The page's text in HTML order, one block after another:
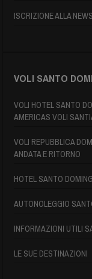
ISCRIZIONE ALLA
VOLI SANTO
VOLI HOTEL SANTO
AMERICAS VOLI
VOLI REPUBBLICA
ANDATA E RITORNO
HOTEL SANTO
AUTONOLEGGIO
INFORMAZIONI UTILI
LE SUE DESTINAZIONI